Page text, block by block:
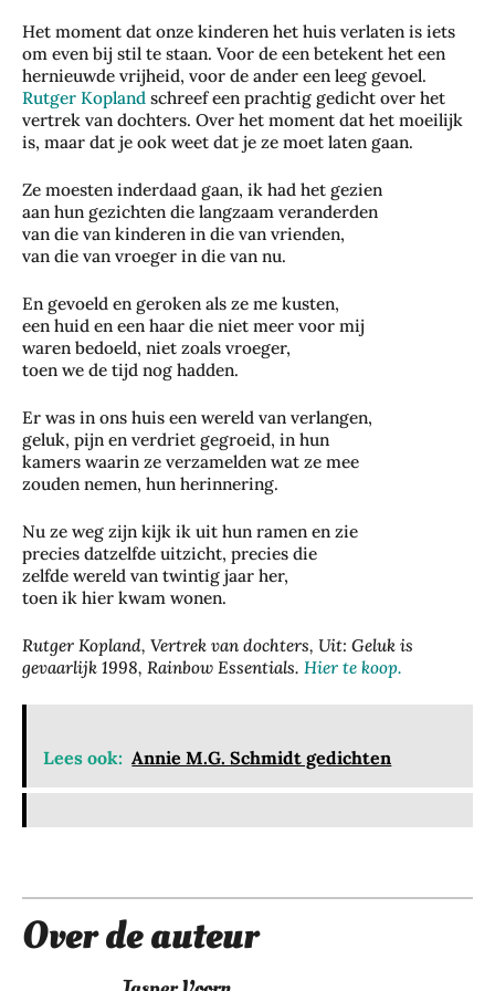
Het moment dat onze kinderen het huis verlaten is iets
om even bij stil te staan. Voor de een betekent het een
hernieuwde vrijheid, voor de ander een leeg gevoel.
Rutger Kopland schreef een prachtig gedicht over het
vertrek van dochters. Over het moment dat het moeilijk
is, maar dat je ook weet dat je ze moet laten gaan.
Ze moesten inderdaad gaan, ik had het gezien
aan hun gezichten die langzaam veranderden
van die van kinderen in die van vrienden,
van die van vroeger in die van nu.
En gevoeld en geroken als ze me kusten,
een huid en een haar die niet meer voor mij
waren bedoeld, niet zoals vroeger,
toen we de tijd nog hadden.
Er was in ons huis een wereld van verlangen,
geluk, pijn en verdriet gegroeid, in hun
kamers waarin ze verzamelden wat ze mee
zouden nemen, hun herinnering.
Nu ze weg zijn kijk ik uit hun ramen en zie
precies datzelfde uitzicht, precies die
zelfde wereld van twintig jaar her,
toen ik hier kwam wonen.
Rutger Kopland, Vertrek van dochters, Uit: Geluk is
gevaarlijk 1998, Rainbow Essentials. Hier te koop.
Lees ook: Annie M.G. Schmidt gedichten
Over de auteur
Zo
che
je
je
eur
lan
ger
gje
ter
da
bel
eef
je